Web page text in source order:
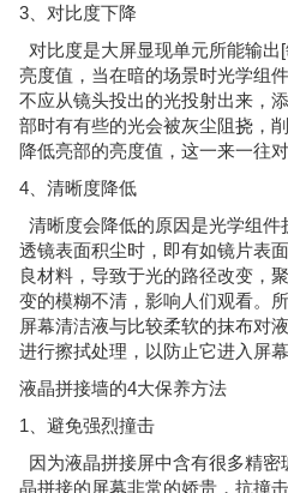
3、对比度下降
对比度是大屏显现单元所能输
亮度值，当在暗的场景时光学组
不应从镜头投出的光投射出来，
部时有有些的光会被灰尘阻挠，
降低亮部的亮度值，这一来一往
4、清晰度降低
清晰度会降低的原因是光学组
透镜表面积尘时，即有如镜片表
良材料，导致于光的路径改变，
变的模糊不清，影响人们观看。
屏幕清洁液与比较柔软的抹布对
进行擦拭处理，以防止它进入屏
液晶拼接墙的4大保养方法
1、避免强烈撞击
因为液晶拼接屏中含有很多精
晶拼接的屏幕非常的娇贵，抗撞